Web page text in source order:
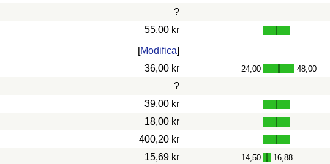
?
55,00 kr
[Modifica]
36,00 kr 24,00 - 48,00
?
39,00 kr
18,00 kr
400,20 kr
15,69 kr 14,50 - 16,88